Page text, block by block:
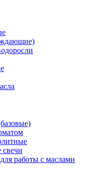
работы с маслами